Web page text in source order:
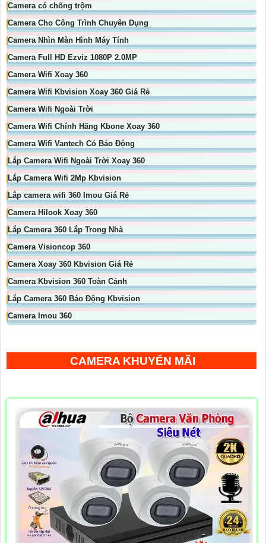
Camera có chống trộm
Camera Cho Công Trình Chuyên Dụng
Camera Nhìn Màn Hình Máy Tính
Camera Full HD Ezviz 1080P 2.0MP
Camera Wifi Xoay 360
Camera Wifi Kbvision Xoay 360 Giá Rẻ
Camera Wifi Ngoài Trời
Camera Wifi Chính Hãng Kbone Xoay 360
Camera Wifi Vantech Có Báo Động
Lắp Camera Wifi Ngoài Trời Xoay 360
Lắp Camera Wifi 2Mp Kbvision
Lắp camera wifi 360 Imou Giá Rẻ
Camera Hilook Xoay 360
Lắp Camera 360 Lắp Trong Nhà
Camera Visioncop 360
Camera Xoay 360 Kbvision Giá Rẻ
Camera Kbvision 360 Toàn Cảnh
Lắp Camera 360 Báo Động Kbvision
Camera Imou 360
CAMERA KHUYẾN MÃI